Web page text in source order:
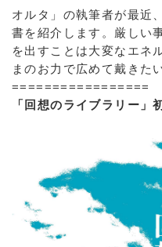
オルタ」の執筆者が最近
書を紹介します。厳しい
を出すことは大変なエネ
まのお力で広めて戴きた
=================
「回想のライブラリー」